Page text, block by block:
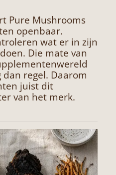
Pure Mushrooms
openbaar.
wat er in zijn
Die mate van
regel. Daarom
juist dit
van het merk.